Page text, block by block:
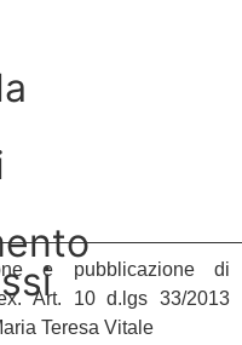
Art. 10 d.lgs 33/2013
Teresa Vitale